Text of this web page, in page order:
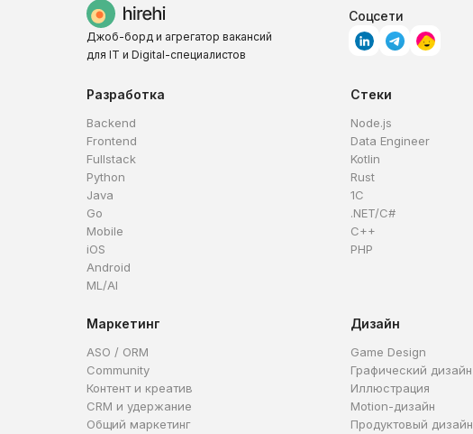
Джоб-борд и агрегатор вакансий
для IT и Digital-специалистов
Соцсети
Разработка
Backend
Frontend
Fullstack
Python
Java
Go
Mobile
iOS
Android
ML/AI
Стеки
Node.js
Data Engineer
Kotlin
Rust
1C
.NET/C#
C++
PHP
Маркетинг
ASO / ORM
Community
Контент и креатив
CRM и удержание
Общий маркетинг
Дизайн
Game Design
Графический дизайн
Иллюстрация
Motion-дизайн
Продуктовый дизайн